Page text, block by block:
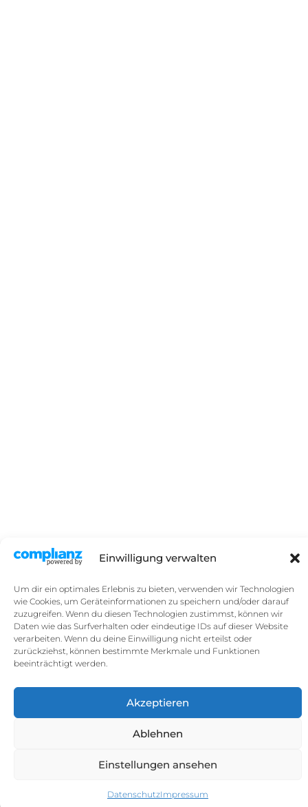
Einwilligung verwalten
Um dir ein optimales Erlebnis zu bieten, verwenden wir Technologien
wie Cookies, um Geräteinformationen zu speichern und/oder darauf
zuzugreifen. Wenn du diesen Technologien zustimmst, können wir
Daten wie das Surfverhalten oder eindeutige IDs auf dieser Website
verarbeiten. Wenn du deine Einwilligung nicht erteilst oder
zurückziehst, können bestimmte Merkmale und Funktionen
beeinträchtigt werden.
Akzeptieren
Ablehnen
Einstellungen ansehen
DatenschutzImpressum